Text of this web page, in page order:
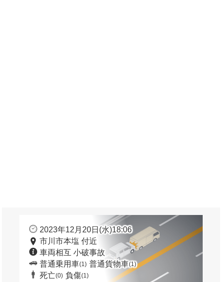
2023年12月20日(水)18:06
市川市本塩 付近
車両相互 小破事故
普通乗用車(1) 普通貨物車(1)
死亡(0) 負傷(1)